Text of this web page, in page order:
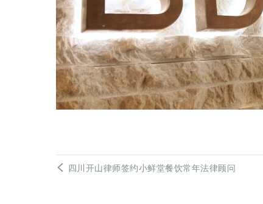
四川开山律师签约小鲜堂餐饮常年法律顾问